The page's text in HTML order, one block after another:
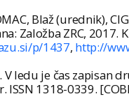
Blaž (urednik),
Založba ZRC, 2017.
p/1437, http://
V ledu je čas zapisan
ISSN 1318-0339.